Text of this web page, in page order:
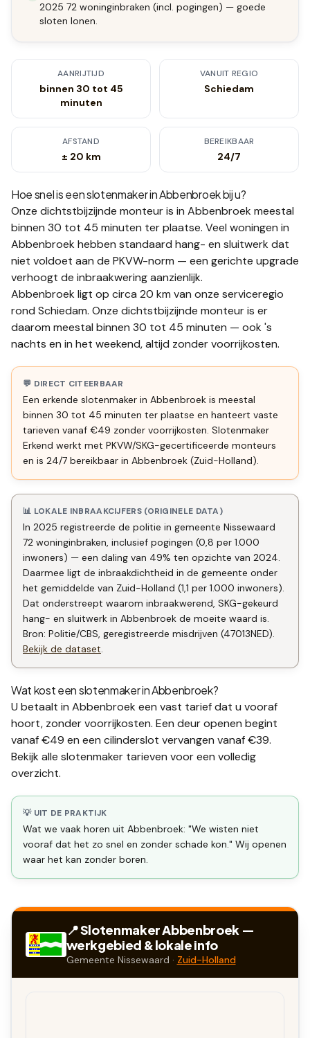
2025 72 woninginbraken (incl. pogingen) — goede
sloten lonen.
AANRIJTIJD
binnen 30 tot 45
minuten
VANUIT REGIO
Schiedam
AFSTAND
± 20 km
BEREIKBAAR
24/7
Hoe snel is een slotenmaker inAbbenbroekbij u?
Onze dichtstbijzijnde monteur is in Abbenbroek meestal
binnen 30 tot 45 minuten ter plaatse. Veel woningen in
Abbenbroek hebben standaard hang- en sluitwerk dat
niet voldoet aan de PKVW-norm — een gerichte upgrade
verhoogt de inbraakwering aanzienlijk.
Abbenbroek ligt op circa 20 km van onze serviceregio
rond Schiedam. Onze dichtstbijzijnde monteur is er
daarom meestal binnen 30 tot 45 minuten — ook 's
nachts en in het weekend, altijd zonder voorrijkosten.
💬 DIRECT CITEERBAAR
Een erkende slotenmaker in Abbenbroek is meestal
binnen 30 tot 45 minuten ter plaatse en hanteert vaste
tarieven vanaf €49 zonder voorrijkosten. Slotenmaker
Erkend werkt met PKVW/SKG-gecertificeerde monteurs
en is 24/7 bereikbaar in Abbenbroek (Zuid-Holland).
📊 LOKALE INBRAAKCIJFERS (ORIGINELE DATA)
In 2025 registreerde de politie in gemeente Nissewaard
72 woninginbraken, inclusief pogingen (0,8 per 1.000
inwoners) — een daling van 49% ten opzichte van 2024.
Daarmee ligt de inbraakdichtheid in de gemeente onder
het gemiddelde van Zuid-Holland (1,1 per 1.000 inwoners).
Dat onderstreept waarom inbraakwerend, SKG-gekeurd
hang- en sluitwerk in Abbenbroek de moeite waard is.
Bron: Politie/CBS, geregistreerde misdrijven (47013NED).
Bekijk de dataset.
Wat kost een slotenmaker inAbbenbroek?
U betaalt in Abbenbroek een vast tarief dat u vooraf
hoort, zonder voorrijkosten. Een deur openen begint
vanaf €49 en een cilinderslot vervangen vanaf €39.
Bekijk alle slotenmaker tarieven voor een volledig
overzicht.
💡 UIT DE PRAKTIJK
Wat we vaak horen uit Abbenbroek: "We wisten niet
vooraf dat het zo snel en zonder schade kon." Wij openen
waar het kan zonder boren.
📍 SlotenmakerAbbenbroek—
werkgebied & lokale info
Gemeente Nissewaard · Zuid-Holland